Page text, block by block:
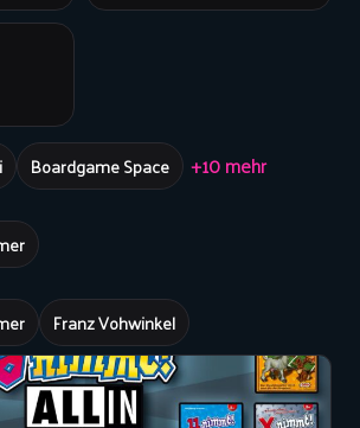
Boardgame Space +10 mehr
Franz Vohwinkel